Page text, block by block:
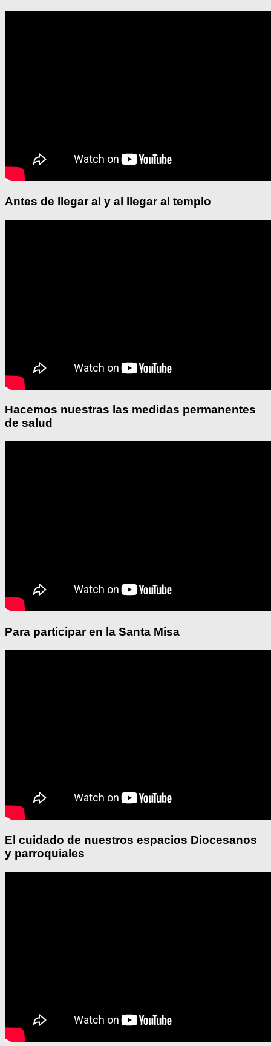
Antes de llegar al y al llegar al templo
Hacemos nuestras las medidas permanentes
de salud
Para participar en la Santa Misa
El cuidado de nuestros espacios Diocesanos
y parroquiales